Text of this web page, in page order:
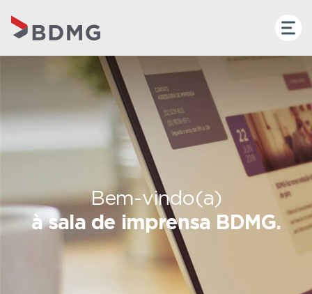
Bem-vindo(a)
à sala de imprensa BDMG.